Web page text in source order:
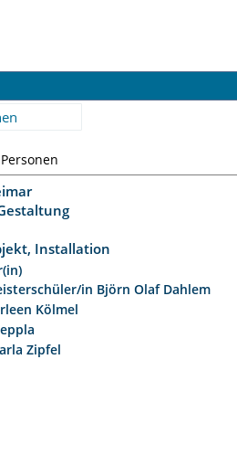
Installation
in Björn Olaf Dahlem
Kölmel
Zipfel